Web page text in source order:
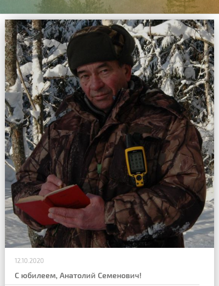
здесь
12.10.2020
С юбилеем, Анатолий Семенович!